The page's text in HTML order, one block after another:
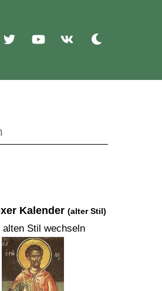
Kalender(alter Stil)
alten Stil wechseln